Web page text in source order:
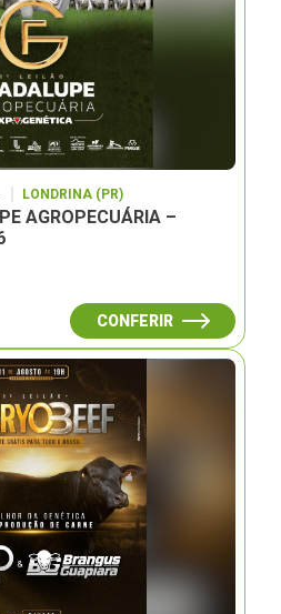
LONDRINA (PR)
AGROPECUÁRIA –
CONFERIR